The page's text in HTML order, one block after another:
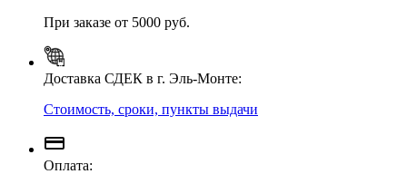
При заказе от 5000 руб.
Доставка СДЕК в г. Эль-Монте:
Стоимость, сроки, пункты выдачи
Оплата: